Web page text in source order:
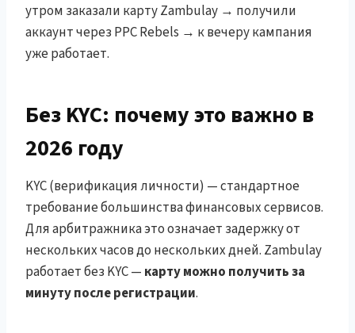
утром заказали карту Zambulay → получили
аккаунт через PPC Rebels → к вечеру кампания
уже работает.
Без KYC: почему это важно в
2026 году
KYC (верификация личности) — стандартное
требование большинства финансовых сервисов.
Для арбитражника это означает задержку от
нескольких часов до нескольких дней. Zambulay
работает без KYC — карту можно получить за
минуту после регистрации.